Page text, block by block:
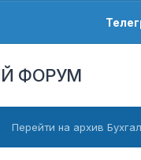
ФОРУМ
Перейти на архив